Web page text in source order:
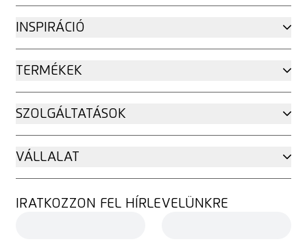
INSPIRÁCIÓ
TERMÉKEK
SZOLGÁLTATÁSOK
VÁLLALAT
IRATKOZZON FEL HÍRLEVELÜNKRE